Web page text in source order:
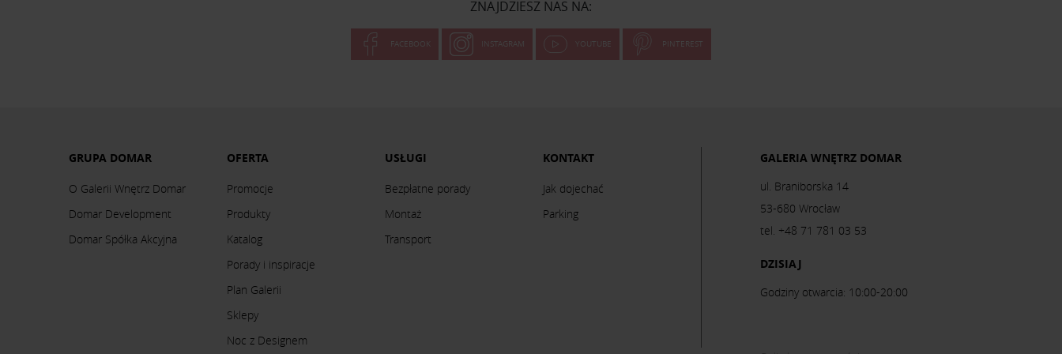
ZNAJDZIESZ NAS NA:
FACEBOOK INSTAGRAM YOUTUBE PINTEREST
GRUPA DOMAR
O Galerii Wnętrz Domar
Domar Development
Domar Spółka Akcyjna
OFERTA
Promocje
Produkty
Katalog
Porady i inspiracje
Plan Galerii
Sklepy
Noc z Designem
USŁUGI
Bezpłatne porady
Montaż
Transport
KONTAKT
Jak dojechać
Parking
GALERIA WNĘTRZ DOMAR
ul. Braniborska 14
53-680 Wrocław
tel. +48 71 781 03 53
DZISIAJ
Godziny otwarcia: 10:00-20:00